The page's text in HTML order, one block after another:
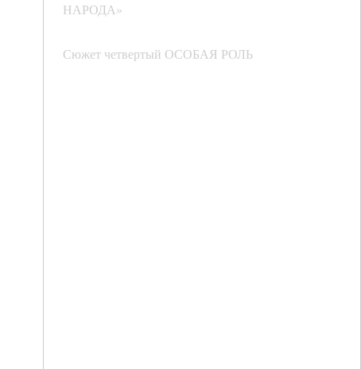
НАРОДА»
Сюжет четвертый ОСОБАЯ РОЛЬ